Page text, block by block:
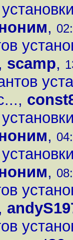
,
scamp,
,
,
,